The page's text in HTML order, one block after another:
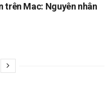
trên Mac: Nguyên nhân